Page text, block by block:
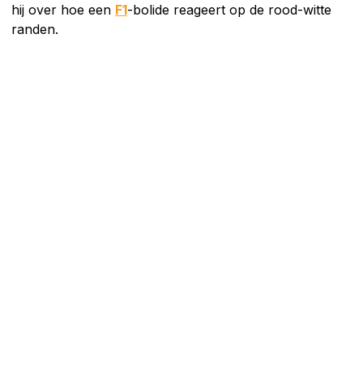
hij over hoe een F1-bolide reageert op de rood-witte
randen.